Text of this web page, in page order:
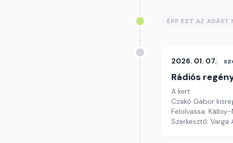
ÉPP EZT AZ ADÁST
2026. 01. 07.
Rádiós
A kert
Czakó Gábor
Felolvassa:
Szerkesztő: Varga